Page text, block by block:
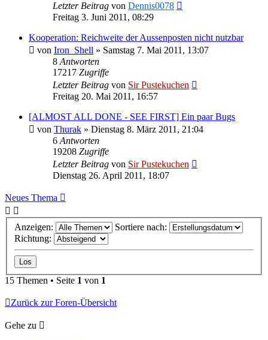
Letzter Beitrag von Dennis0078
Freitag 3. Juni 2011, 08:29
Kooperation: Reichweite der Aussenposten nicht nutzbar
von Iron_Shell » Samstag 7. Mai 2011, 13:07
8 Antworten
17217 Zugriffe
Letzter Beitrag von Sir Pustekuchen
Freitag 20. Mai 2011, 16:57
[ALMOST ALL DONE - SEE FIRST] Ein paar Bugs
von Thurak » Dienstag 8. März 2011, 21:04
6 Antworten
19208 Zugriffe
Letzter Beitrag von Sir Pustekuchen
Dienstag 26. April 2011, 18:07
Neues Thema
Anzeigen:
Sortiere nach:
Richtung:
15 Themen • Seite 1 von 1
Zurück zur Foren-Übersicht
Gehe zu